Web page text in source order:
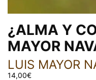
¿ALMA Y
MAYOR
LUIS MAYOR
14,00€